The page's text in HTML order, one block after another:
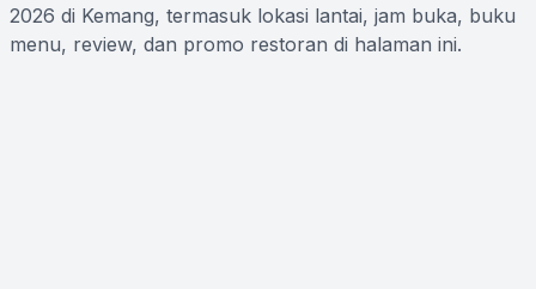
2026 di Kemang, termasuk lokasi lantai, jam buka, buku
menu, review, dan promo restoran di halaman ini.